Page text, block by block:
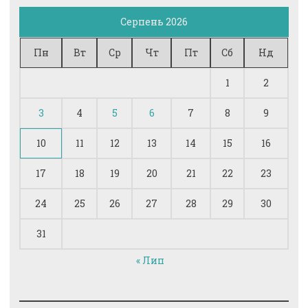
Серпень 2026
Пн Вт Ср Чт Пт Сб Нд
1 2
3 4 5 6 7 8 9
10 11 12 13 14 15 16
17 18 19 20 21 22 23
24 25 26 27 28 29 30
31
« Лип